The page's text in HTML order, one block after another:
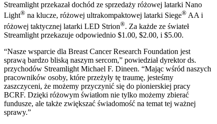
Streamlight przekazał dochód ze sprzedaży różowej latarki Nano
Light® na klucze, różowej ultrakompaktowej latarki Siege® AA i
różowej taktycznej latarki LED Strion®. Za każde ze świateł
Streamlight przekazuje odpowiednio $1.00, $2.00, i $5.00.
“Nasze wsparcie dla Breast Cancer Research Foundation jest
sprawą bardzo bliską naszym sercom,” powiedział dyrektor ds.
przychodów Streamlight Michael F. Dineen. “Mając wśród naszych
pracowników osoby, które przeżyły tę traumę, jesteśmy
zaszczyceni, że możemy przyczynić się do pionierskiej pracy
BCRF. Dzięki różowym światłom nie tylko możemy zbierać
fundusze, ale także zwiększać świadomość na temat tej ważnej
sprawy.”